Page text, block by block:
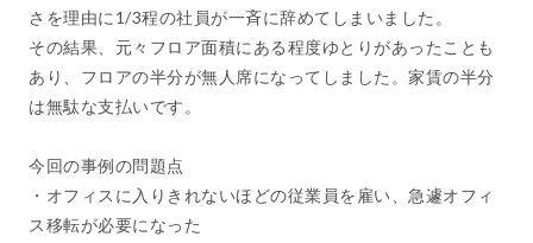
さを理由に1/3程の社員が一斉に辞めてしまいました。
その結果、元々フロア面積にある程度ゆとりがあったことも
あり、フロアの半分が無人席になってしました。家賃の半分
は無駄な支払いです。
今回の事例の問題点
・オフィスに入りきれないほどの従業員を雇い、急遽オフィ
ス移転が必要になった